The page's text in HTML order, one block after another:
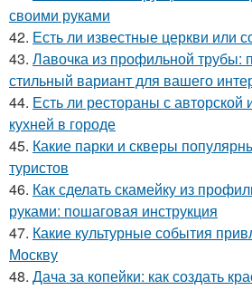
своими руками
42. Есть ли известные церкви или
43. Лавочка из профильной трубы:
стильный вариант для вашего
44. Есть ли рестораны с авторской
кухней в городе
45. Какие парки и скверы
туристов
46. Как сделать скамейку из
руками: пошаговая инструкция
47. Какие культурные события
Москву
48. Дача за копейки: как создать